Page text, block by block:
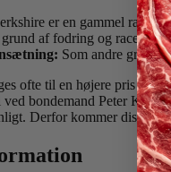
er en gammel race,
grund af fodring og
Som andre grise
ofte til en højere pris end
bondemand Peter
Derfor kommer disse